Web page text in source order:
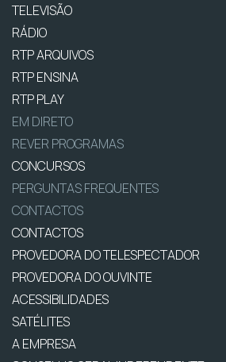
TELEVISÃO
RÁDIO
RTP ARQUIVOS
RTP ENSINA
RTP PLAY
EM DIRETO
REVER PROGRAMAS
CONCURSOS
PERGUNTAS FREQUENTES
CONTACTOS
CONTACTOS
PROVEDORA DO TELESPECTADOR
PROVEDORA DO OUVINTE
ACESSIBILIDADES
SATÉLITES
A EMPRESA